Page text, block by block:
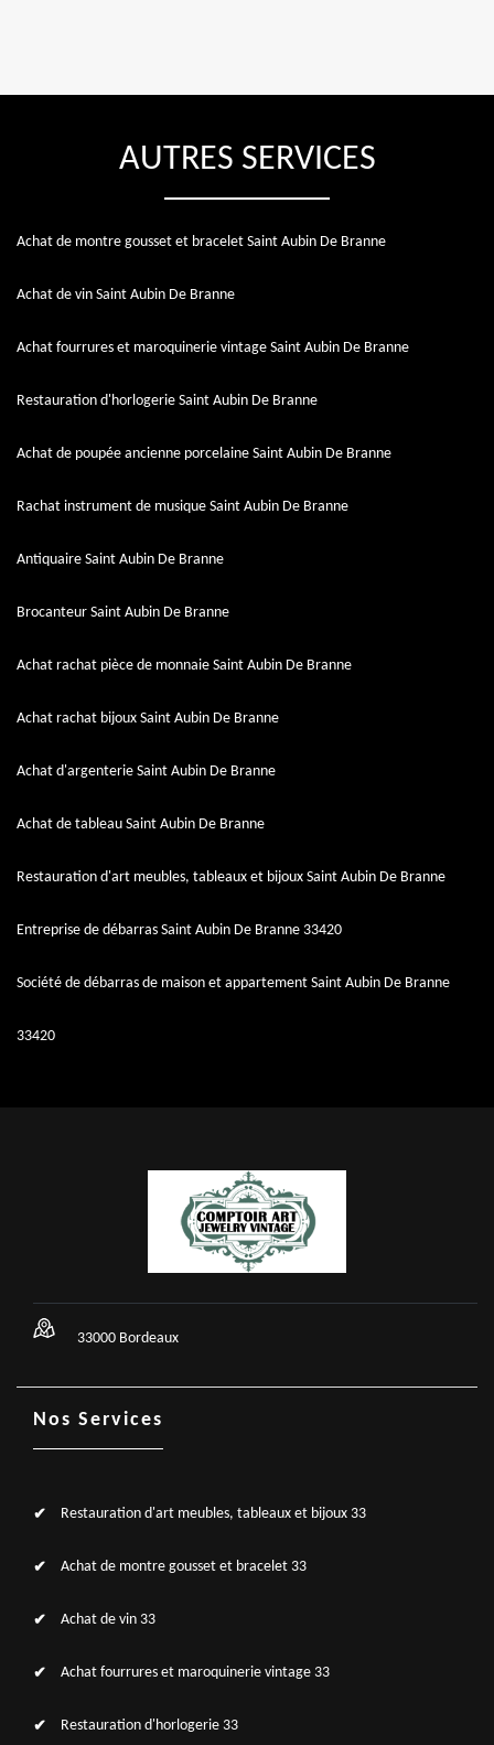
AUTRES SERVICES
Achat de montre gousset et bracelet Saint Aubin De Branne
Achat de vin Saint Aubin De Branne
Achat fourrures et maroquinerie vintage Saint Aubin De Branne
Restauration d'horlogerie Saint Aubin De Branne
Achat de poupée ancienne porcelaine Saint Aubin De Branne
Rachat instrument de musique Saint Aubin De Branne
Antiquaire Saint Aubin De Branne
Brocanteur Saint Aubin De Branne
Achat rachat pièce de monnaie Saint Aubin De Branne
Achat rachat bijoux Saint Aubin De Branne
Achat d'argenterie Saint Aubin De Branne
Achat de tableau Saint Aubin De Branne
Restauration d'art meubles, tableaux et bijoux Saint Aubin De Branne
Entreprise de débarras Saint Aubin De Branne 33420
Société de débarras de maison et appartement Saint Aubin De Branne
33420
33000 Bordeaux
Nos Services
Restauration d'art meubles, tableaux et bijoux 33
Achat de montre gousset et bracelet 33
Achat de vin 33
Achat fourrures et maroquinerie vintage 33
Restauration d'horlogerie 33